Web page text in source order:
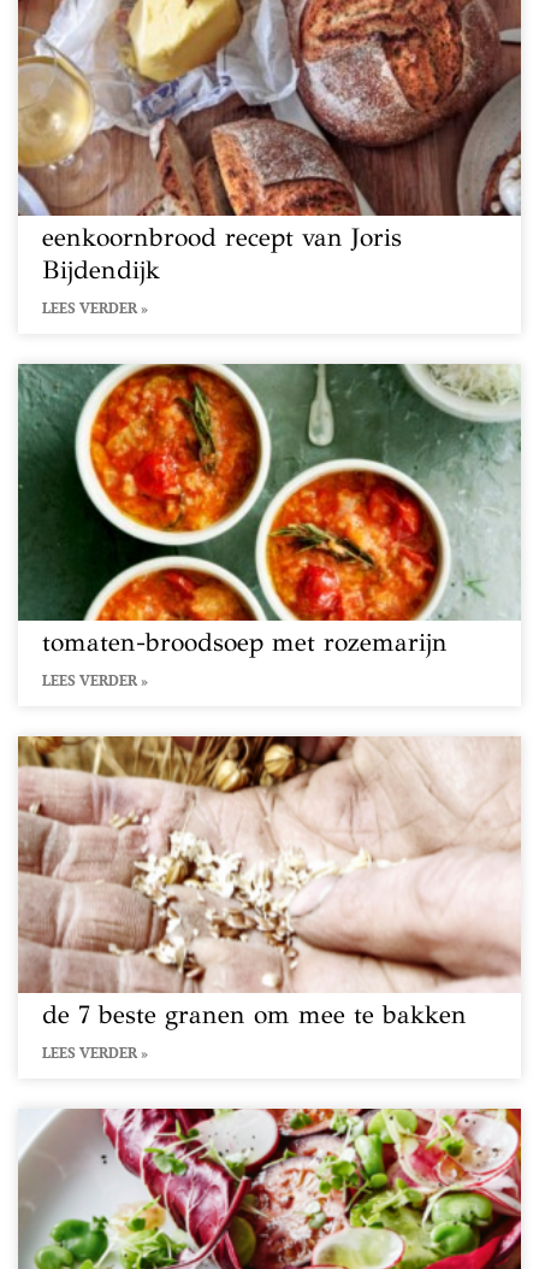
eenkoornbrood recept van Joris
Bijdendijk
LEES VERDER »
tomaten-broodsoep met rozemarijn
LEES VERDER »
de 7 beste granen om mee te bakken
LEES VERDER »